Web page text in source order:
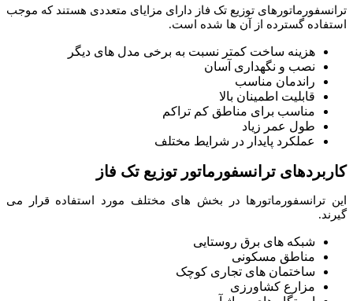
ترانسفورماتورهای توزیع تک فاز دارای مزایای متعددی هستند که موجب
استفاده گسترده از آن ها شده است.
هزینه ساخت کمتر نسبت به برخی مدل های دیگر
نصب و نگهداری آسان
راندمان مناسب
قابلیت اطمینان بالا
مناسب برای مناطق کم تراکم
طول عمر زیاد
عملکرد پایدار در شرایط مختلف
کاربردهای ترانسفورماتور توزیع تک فاز
این ترانسفورماتورها در بخش های مختلف مورد استفاده قرار می
گیرند.
شبکه های برق روستایی
مناطق مسکونی
ساختمان های تجاری کوچک
مزارع کشاورزی